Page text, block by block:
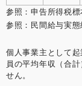
参照：申告所得税
参照： 民間給与実
個人事業主として
員の平均年収（合
せん。